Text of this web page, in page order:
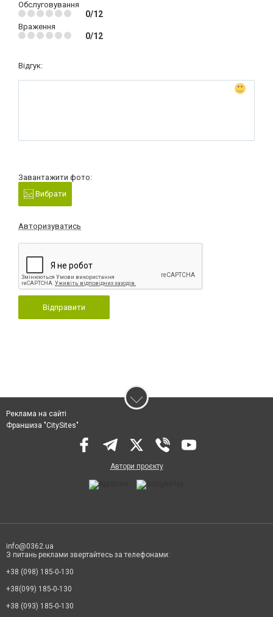
Обслуговування
0/12
Враження
0/12
Відгук:
Завантажити фото:
Вибрати
Авторизуватись
Відправити
Реклама на сайті
Франшиза "CitySites"
Автори проєкту
info@0362.ua
З питань реклами звертайтесь за телефонами:
+38 (098) 185-0-130
+38(099) 185-0-130
+38 (093) 185-0-130